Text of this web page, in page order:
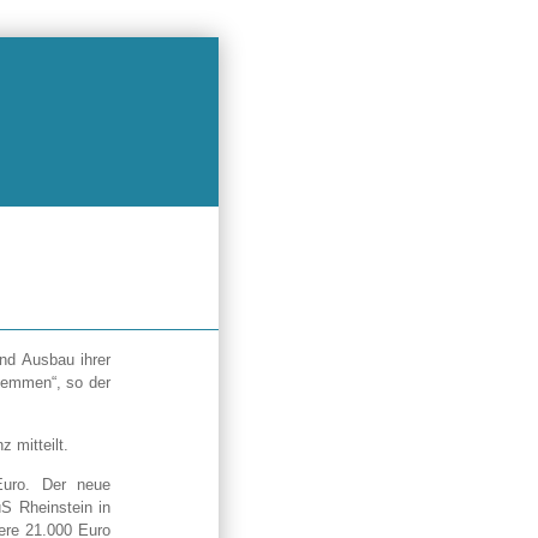
Ausbau ihrer
so der
mitteilt.
Der neue
Rheinstein in
21.000 Euro